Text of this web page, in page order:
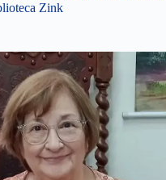
Zink